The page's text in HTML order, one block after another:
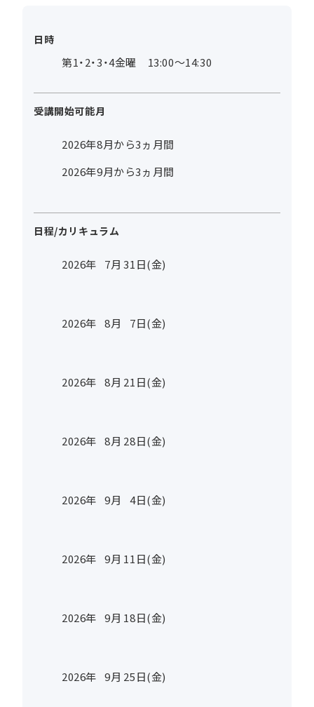
日時
第1・2・3・4金曜 13:00～14:30
受講開始可能月
2026年8月から3ヵ月間
2026年9月から3ヵ月間
日程/カリキュラム
2026年 7月 31日(金)
2026年 8月 7日(金)
2026年 8月 21日(金)
2026年 8月 28日(金)
2026年 9月 4日(金)
2026年 9月 11日(金)
2026年 9月 18日(金)
2026年 9月 25日(金)